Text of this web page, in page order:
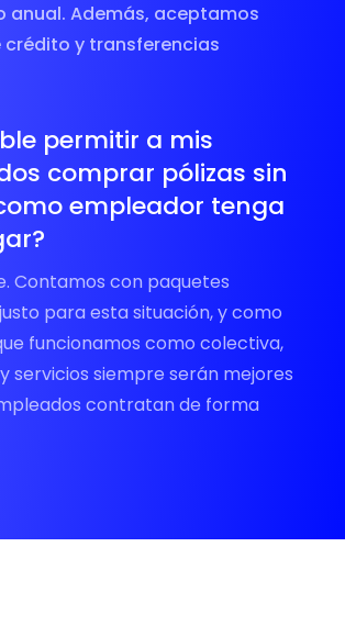
anual. Además, aceptamos
y transferencias
permitir a mis
comprar pólizas sin
empleador tenga
Contamos con paquetes
para esta situación, y como
funcionamos como colectiva,
servicios siempre serán mejores
contratan de forma